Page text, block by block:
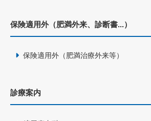
保険適用外（肥満外来、診断書...）
保険適用外（肥満治療外来等）
診療案内